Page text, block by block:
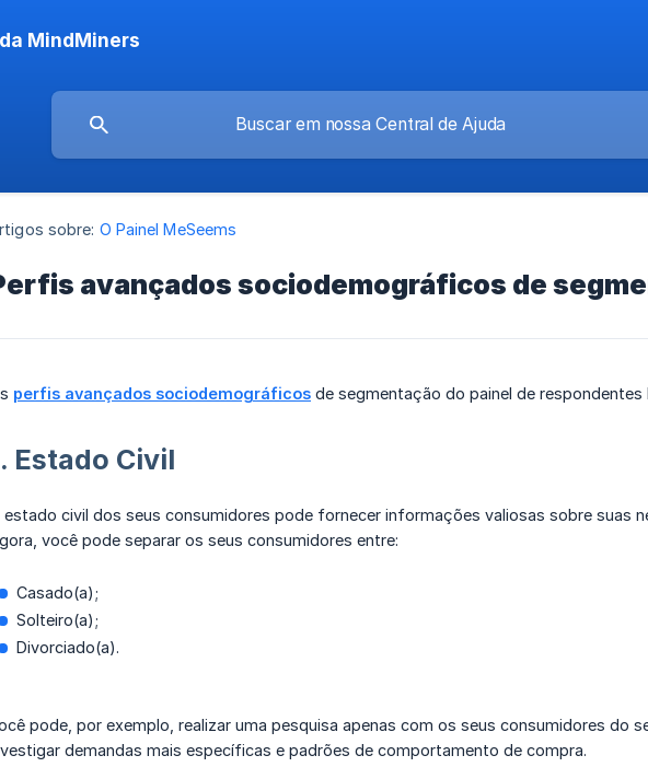
MindMiners
sobre: O Painel MeSeems
avançados sociodemográficos de
perfis avançados sociodemográficos de segmentação do painel de
Estado Civil
estado civil dos seus consumidores pode fornecer informações valiosas sobre suas
você pode separar os seus consumidores entre:
Casado(a);
Solteiro(a);
Divorciado(a).
pode, por exemplo, realizar uma pesquisa apenas com os seus consumidores do
demandas mais específicas e padrões de comportamento de compra.